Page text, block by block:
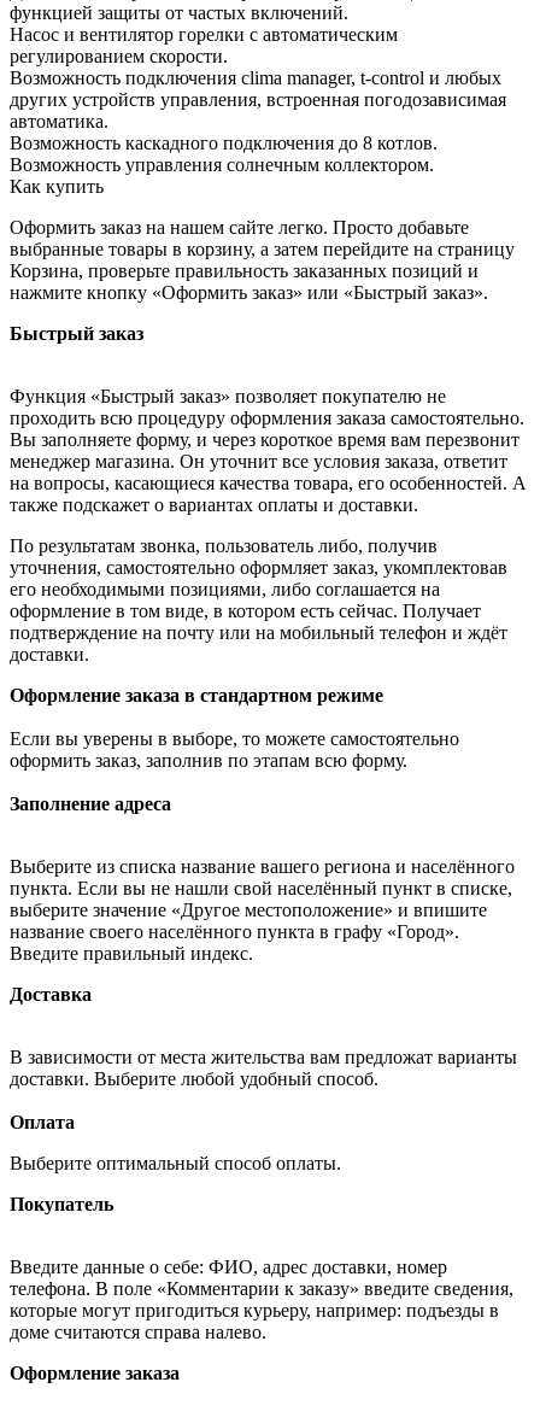
функцией защиты от частых включений.
Насос и вентилятор горелки с автоматическим
регулированием скорости.
Возможность подключения clima manager, t-control и любых
других устройств управления, встроенная погодозависимая
автоматика.
Возможность каскадного подключения до 8 котлов.
Возможность управления солнечным коллектором.
Как купить
Оформить заказ на нашем сайте легко. Просто добавьте
выбранные товары в корзину, а затем перейдите на страницу
Корзина, проверьте правильность заказанных позиций и
нажмите кнопку «Оформить заказ» или «Быстрый заказ».
Быстрый заказ
Функция «Быстрый заказ» позволяет покупателю не
проходить всю процедуру оформления заказа самостоятельно.
Вы заполняете форму, и через короткое время вам перезвонит
менеджер магазина. Он уточнит все условия заказа, ответит
на вопросы, касающиеся качества товара, его особенностей. А
также подскажет о вариантах оплаты и доставки.
По результатам звонка, пользователь либо, получив
уточнения, самостоятельно оформляет заказ, укомплектовав
его необходимыми позициями, либо соглашается на
оформление в том виде, в котором есть сейчас. Получает
подтверждение на почту или на мобильный телефон и ждёт
доставки.
Оформление заказа в стандартном режиме
Если вы уверены в выборе, то можете самостоятельно
оформить заказ, заполнив по этапам всю форму.
Заполнение адреса
Выберите из списка название вашего региона и населённого
пункта. Если вы не нашли свой населённый пункт в списке,
выберите значение «Другое местоположение» и впишите
название своего населённого пункта в графу «Город».
Введите правильный индекс.
Доставка
В зависимости от места жительства вам предложат варианты
доставки. Выберите любой удобный способ.
Оплата
Выберите оптимальный способ оплаты.
Покупатель
Введите данные о себе: ФИО, адрес доставки, номер
телефона. В поле «Комментарии к заказу» введите сведения,
которые могут пригодиться курьеру, например: подъезды в
доме считаются справа налево.
Оформление заказа